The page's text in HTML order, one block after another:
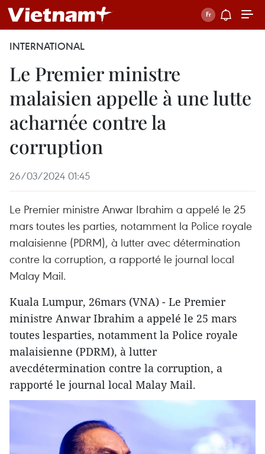
INTERNATIONAL
Le Premier ministre
malaisien appelle à une lutte
acharnée contre la
corruption
26/03/2024 01:45
Le Premier ministre Anwar Ibrahim a appelé le 25
mars toutes les parties, notamment la Police royale
malaisienne (PDRM), à lutter avec détermination
contre la corruption, a rapporté le journal local
Malay Mail.
Kuala Lumpur, 26mars (VNA) - Le Premier
ministre Anwar Ibrahim a appelé le 25 mars
toutes lesparties, notamment la Police royale
malaisienne (PDRM), à lutter
avecdétermination contre la corruption, a
rapporté le journal local Malay Mail.